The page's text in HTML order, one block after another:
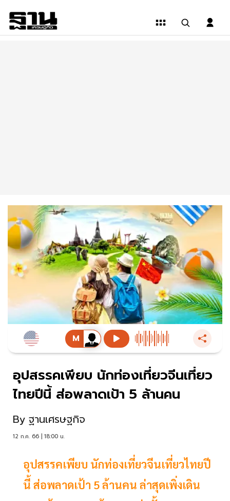
อุปสรรคเพียบ นักท่องเที่ยวจีนเที่ยว
ไทยปีนี้ ส่อพลาดเป้า 5 ล้านคน
By ฐานเศรษฐกิจ
12 ก.ค. 66 | 18:00 น.
อุปสรรคเพียบ นักท่องเที่ยวจีนเที่ยวไทยปี
นี้ ส่อพลาดเป้า 5 ล้านคน ล่าสุดเพิ่งเดิน